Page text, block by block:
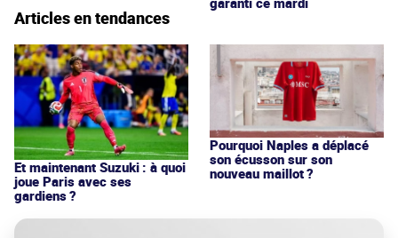
Articles en tendances
Et maintenant Suzuki : à quoi
joue Paris avec ses
gardiens ?
Pourquoi Naples a déplacé
son écusson sur son
nouveau maillot ?